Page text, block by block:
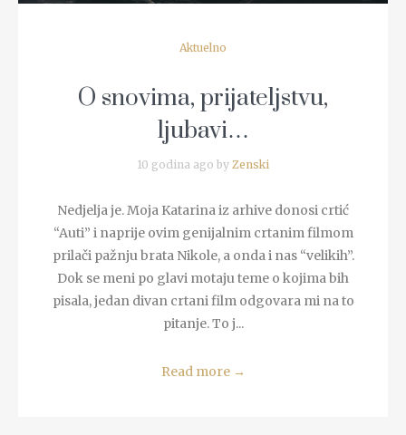
Aktuelno
O snovima, prijateljstvu,
ljubavi…
10 godina ago by Zenski
Nedjelja je. Moja Katarina iz arhive donosi crtić
“Auti” i naprije ovim genijalnim crtanim filmom
prilači pažnju brata Nikole, a onda i nas “velikih”.
Dok se meni po glavi motaju teme o kojima bih
pisala, jedan divan crtani film odgovara mi na to
pitanje. To j...
Read more →